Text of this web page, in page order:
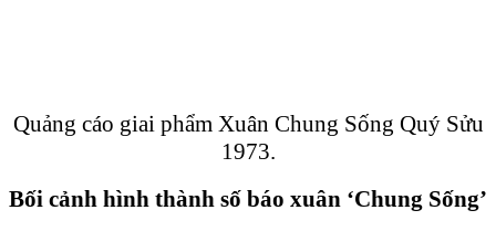
Quảng cáo giai phẩm Xuân Chung Sống Quý Sửu
1973.
Bối cảnh hình thành số báo xuân ‘Chung Sống’